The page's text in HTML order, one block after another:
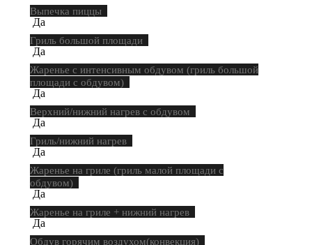
Выпечка пиццы
Да
Гриль большой площади
Да
Жаренье с интенсивным обдувом (гриль большой
площади с обдувом)
Да
Верхний/нижний нагрев с обдувом
Да
Гриль/нижний нагрев
Да
Жаренье на гриле (гриль малой площади с
обдувом)
Да
Жаренье на гриле + нижний нагрев
Да
Обдув горячим воздухом(конвекция)